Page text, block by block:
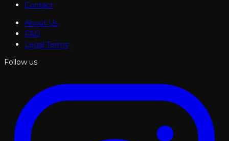
Contact
About Us
FAQ
Legal Terms
Follow us